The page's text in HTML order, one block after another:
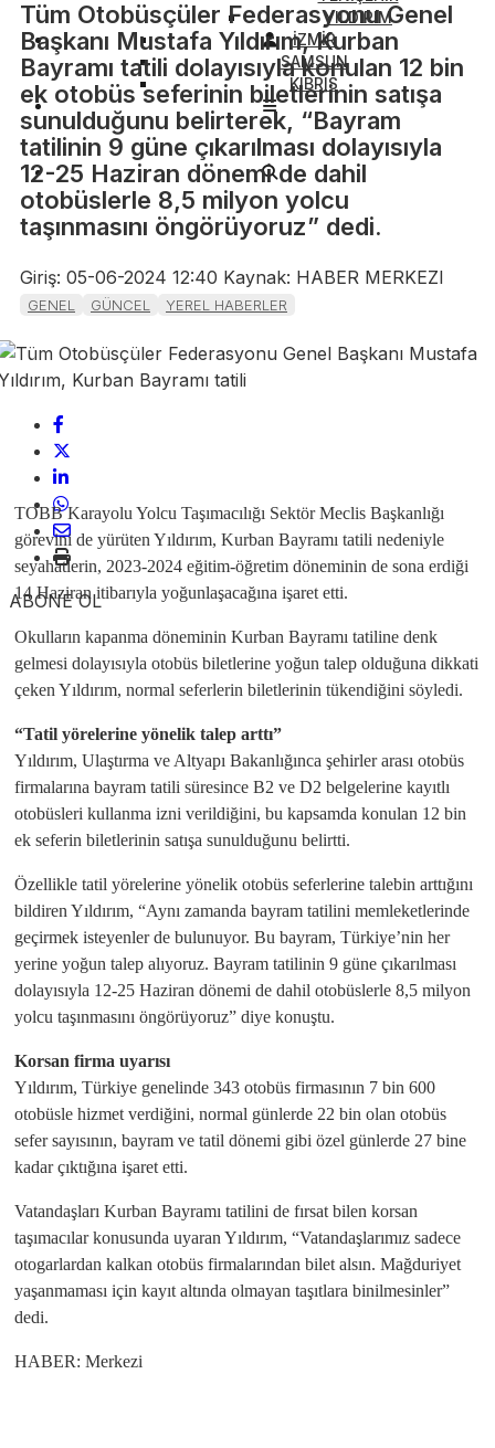
YILDIRIM
İZMİR
SAMSUN
KIBRIS
Tüm Otobüsçüler Federasyonu Genel
Başkanı Mustafa Yıldırım, Kurban
Bayramı tatili dolayısıyla konulan 12 bin
ek otobüs seferinin biletlerinin satışa
sunulduğunu belirterek, “Bayram
tatilinin 9 güne çıkarılması dolayısıyla
12-25 Haziran dönemi de dahil
otobüslerle 8,5 milyon yolcu
taşınmasını öngörüyoruz” dedi.
Giriş: 05-06-2024 12:40 Kaynak: HABER MERKEZI
GENEL GÜNCEL YEREL HABERLER
ABONE OL
TOBB Karayolu Yolcu Taşımacılığı Sektör Meclis Başkanlığı
görevini de yürüten Yıldırım, Kurban Bayramı tatili nedeniyle
seyahatlerin, 2023-2024 eğitim-öğretim döneminin de sona erdiği
14 Haziran itibarıyla yoğunlaşacağına işaret etti.
Okulların kapanma döneminin Kurban Bayramı tatiline denk
gelmesi dolayısıyla otobüs biletlerine yoğun talep olduğuna dikkati
çeken Yıldırım, normal seferlerin biletlerinin tükendiğini söyledi.
“Tatil yörelerine yönelik talep arttı”
Yıldırım, Ulaştırma ve Altyapı Bakanlığınca şehirler arası otobüs
firmalarına bayram tatili süresince B2 ve D2 belgelerine kayıtlı
otobüsleri kullanma izni verildiğini, bu kapsamda konulan 12 bin
ek seferin biletlerinin satışa sunulduğunu belirtti.
Özellikle tatil yörelerine yönelik otobüs seferlerine talebin arttığını
bildiren Yıldırım, “Aynı zamanda bayram tatilini memleketlerinde
geçirmek isteyenler de bulunuyor. Bu bayram, Türkiye’nin her
yerine yoğun talep alıyoruz. Bayram tatilinin 9 güne çıkarılması
dolayısıyla 12-25 Haziran dönemi de dahil otobüslerle 8,5 milyon
yolcu taşınmasını öngörüyoruz” diye konuştu.
Korsan firma uyarısı
Yıldırım, Türkiye genelinde 343 otobüs firmasının 7 bin 600
otobüsle hizmet verdiğini, normal günlerde 22 bin olan otobüs
sefer sayısının, bayram ve tatil dönemi gibi özel günlerde 27 bine
kadar çıktığına işaret etti.
Vatandaşları Kurban Bayramı tatilini de fırsat bilen korsan
taşımacılar konusunda uyaran Yıldırım, “Vatandaşlarımız sadece
otogarlardan kalkan otobüs firmalarından bilet alsın. Mağduriyet
yaşanmaması için kayıt altında olmayan taşıtlara binilmesinler”
dedi.
HABER: Merkezi